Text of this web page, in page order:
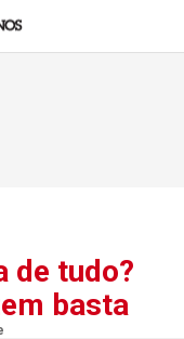
de tudo?
basta